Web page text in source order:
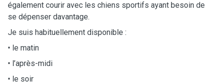
également courir avec les chiens sportifs ayant besoin de
se dépenser davantage.
Je suis habituellement disponible :
• le matin
• l’après-midi
• le soir